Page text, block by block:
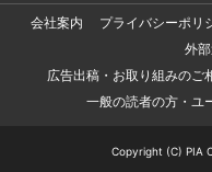
会社案内
プライバシーポリ
外
広告出稿・お取り組みのご
一般の読者の方・ユ
Copyright (C) PIA